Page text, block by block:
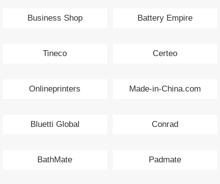
Business Shop Battery Empire
Tineco Certeo
Onlineprinters Made-in-China.com
Bluetti Global Conrad
BathMate Padmate